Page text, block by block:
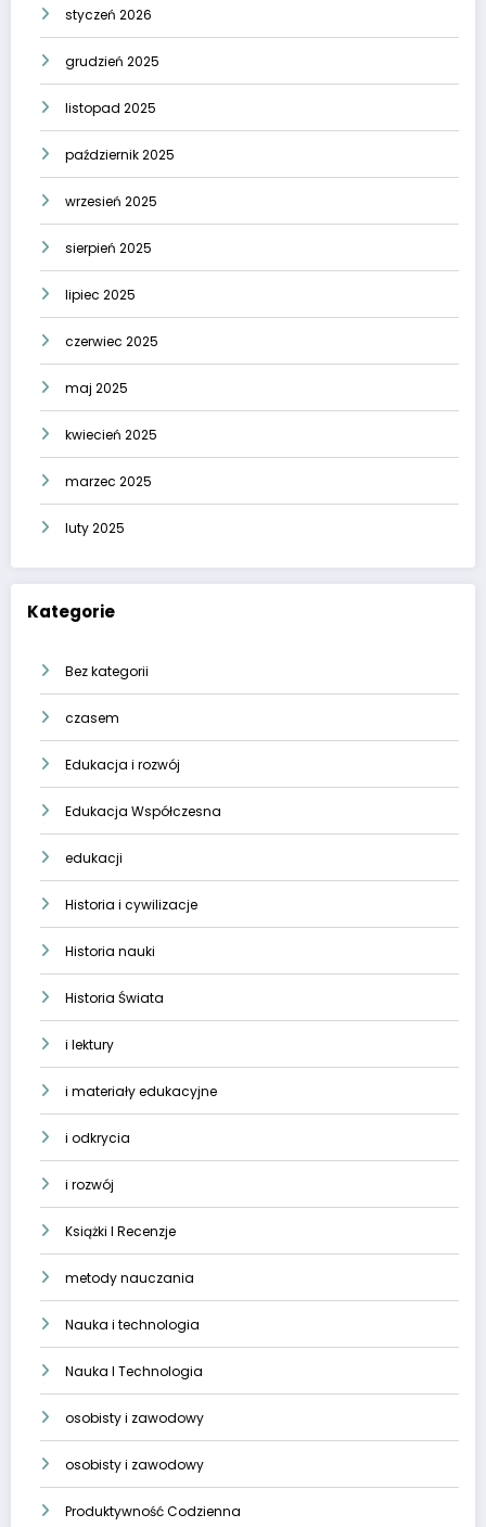
styczeń 2026
grudzień 2025
listopad 2025
październik 2025
wrzesień 2025
sierpień 2025
lipiec 2025
czerwiec 2025
maj 2025
kwiecień 2025
marzec 2025
luty 2025
Kategorie
Bez kategorii
czasem
Edukacja i rozwój
Edukacja Współczesna
edukacji
Historia i cywilizacje
Historia nauki
Historia Świata
i lektury
i materiały edukacyjne
i odkrycia
i rozwój
Książki I Recenzje
metody nauczania
Nauka i technologia
Nauka I Technologia
osobisty i zawodowy
osobisty i zawodowy
Produktywność Codzienna